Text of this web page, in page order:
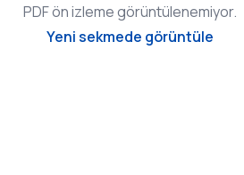
PDF ön izleme görüntülenemiyor.
Yeni sekmede görüntüle